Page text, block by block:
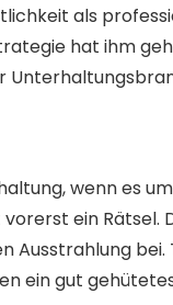
als
hat ihm
wenn es
ein Rätsel.
Ausstrahlung
ein gut